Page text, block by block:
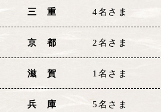
三 重 4名さま
京 都 2名さま
滋 賀 1名さま
兵 庫 5名さま